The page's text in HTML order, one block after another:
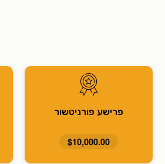
פרישע פורניטשור
$10,000.00